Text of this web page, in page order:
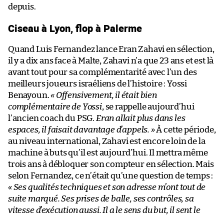
depuis.
Ciseau à Lyon, flop à Palerme
Quand Luis Fernandez lance Eran Zahavi en sélection,
il y a dix ans face à Malte, Zahavi n’a que 23 ans et est là
avant tout pour sa complémentarité avec l’un des
meilleurs joueurs israéliens de l’histoire : Yossi
Benayoun.« Offensivement, il était bien
complémentaire de Yossi, se rappelle aujourd’hui
l’ancien coach du PSG. Eran allait plus dans les
espaces, il faisait davantage d’appels. »À cette période,
au niveau international, Zahavi est encore loin de la
machine à buts qu’il est aujourd’hui. Il mettra même
trois ans à débloquer son compteur en sélection. Mais
selon Fernandez, ce n’était qu’une question de temps :
« Ses qualités techniques et son adresse m’ont tout de
suite marqué. Ses prises de balle, ses contrôles, sa
vitesse d’exécution aussi. Il a le sens du but, il sent le